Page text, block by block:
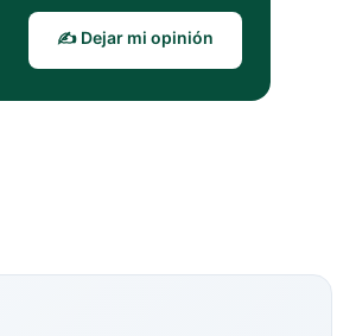
✍️ Dejar mi opinión